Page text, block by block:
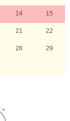
14 15
21 22
28 29